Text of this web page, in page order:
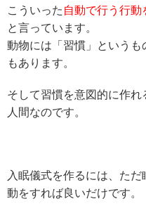
こういった 自動で行う行動
と言っています。
動物には「習慣」という
もあります。
そして習慣を意図的に作れ
人間なのです。
入眠儀式を作るには、た
動をすれば良いだけです。